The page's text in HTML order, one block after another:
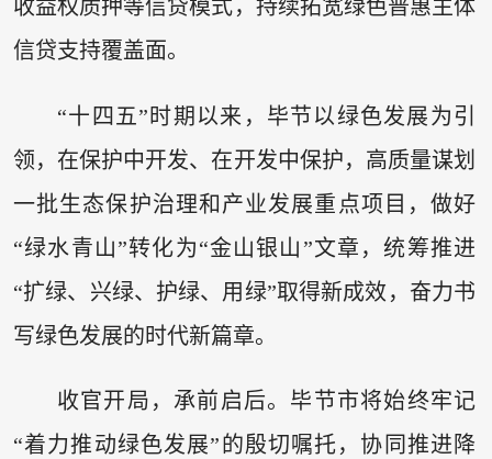
收益权质押等信贷模式，持续拓宽绿色普惠主体
信贷支持覆盖面。
“十四五”时期以来，毕节以绿色发展为引
领，在保护中开发、在开发中保护，高质量谋划
一批生态保护治理和产业发展重点项目，做好
“绿水青山”转化为“金山银山”文章，统筹推进
“扩绿、兴绿、护绿、用绿”取得新成效，奋力书
写绿色发展的时代新篇章。
收官开局，承前启后。毕节市将始终牢记
“着力推动绿色发展”的殷切嘱托，协同推进降